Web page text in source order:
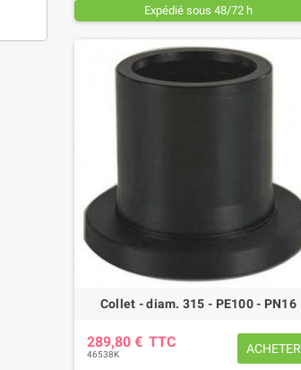
Expédié sous 48/72 h
Collet - diam. 315 - PE100 - PN16
289,80 € TTC
46538K ACHETER